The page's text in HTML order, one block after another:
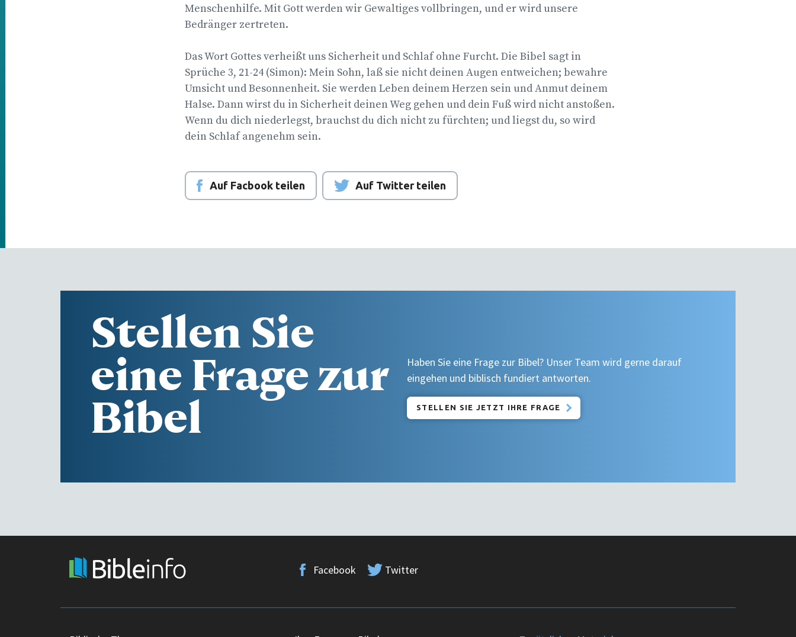
Menschenhilfe. Mit Gott werden wir Gewaltiges vollbringen, und er wird unsere
Bedränger zertreten.
Das Wort Gottes verheißt uns Sicherheit und Schlaf ohne Furcht. Die Bibel sagt in
Sprüche 3, 21-24 (Simon): Mein Sohn, laß sie nicht deinen Augen entweichen; bewahre
Umsicht und Besonnenheit. Sie werden Leben deinem Herzen sein und Anmut deinem
Halse. Dann wirst du in Sicherheit deinen Weg gehen und dein Fuß wird nicht anstoßen.
Wenn du dich niederlegst, brauchst du dich nicht zu fürchten; und liegst du, so wird
dein Schlaf angenehm sein.
Auf Facbook teilen Auf Twitter teilen
Stellen Sie
eine Frage zur
Bibel
Haben Sie eine Frage zur Bibel? Unser Team wird gerne darauf
eingehen und biblisch fundiert antworten.
STELLEN SIE JETZT IHRE FRAGE
Facebook Twitter